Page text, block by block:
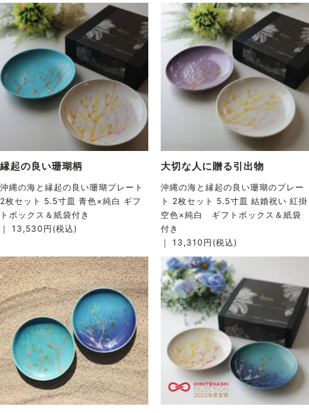
縁起の良い珊瑚柄
沖縄の海と縁起の良い珊瑚プレート
2枚セット 5.5寸皿 青色×純白 ギフ
トボックス＆紙袋付き
｜ 13,530円(税込)
大切な人に贈る引出物
沖縄の海と縁起の良い珊瑚のプレー
ト 2枚セット 5.5寸皿 結婚祝い 紅掛
空色×純白 ギフトボックス＆紙袋
付き
｜ 13,310円(税込)